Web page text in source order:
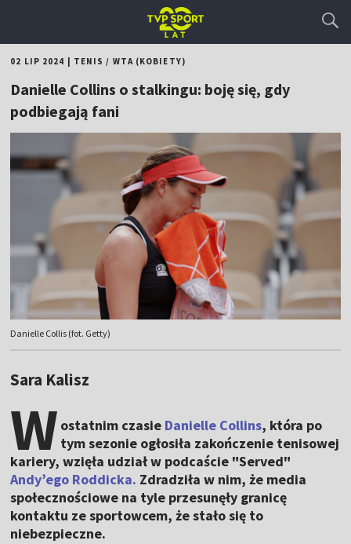
02 LIP 2024 TENIS / WTA (KOBIETY)
Danielle Collins o stalkingu: boję się, gdy
podbiegają fani
Danielle Collis (fot. Getty)
Sara Kalisz
W ostatnim czasie Danielle Collins, która po
tym sezonie ogłosiła zakończenie tenisowej
kariery, wzięła udział w podcaście "Served"
Andy’ego Roddicka. Zdradziła w nim, że media
społecznościowe na tyle przesunęły granicę
kontaktu ze sportowcem, że stało się to
niebezpieczne.